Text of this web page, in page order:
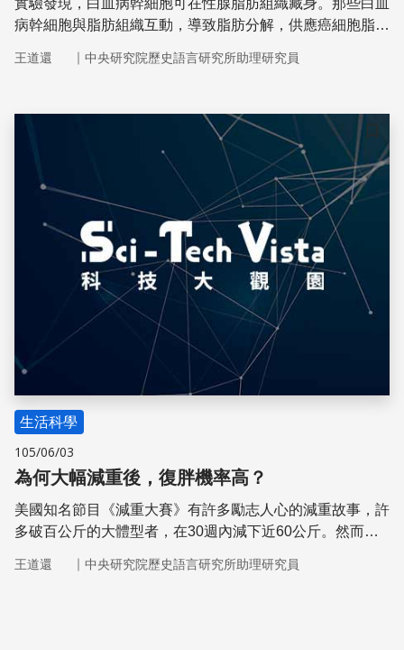
實驗發現，白血病幹細胞可在性腺脂肪組織藏身。那些白血
病幹細胞與脂肪組織互動，導致脂肪分解，供應癌細胞脂肪
王道還 ｜ 中央研究院歷史語言研究所助理研究員
儲存
生活科學
105/06/03
為何大幅減重後，復胖機率高？
美國知名節目《減重大賽》有許多勵志人心的減重故事，許
多破百公斤的大體型者，在30週內減下近60公斤。然而，
一名維持原來的體態。主要原因是他們身體的消耗能量比一
王道還 ｜ 中央研究院歷史語言研究所助理研究員